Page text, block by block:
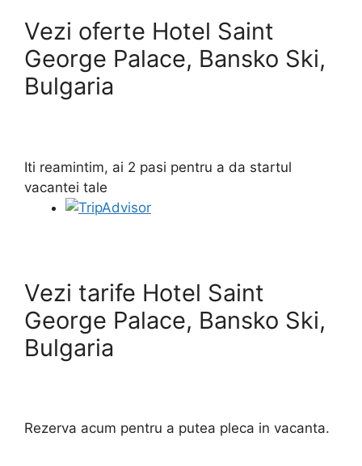
Vezi oferte Hotel Saint
George Palace, Bansko Ski,
Bulgaria
Iti reamintim, ai 2 pasi pentru a da startul
vacantei tale
Vezi tarife Hotel Saint
George Palace, Bansko Ski,
Bulgaria
Rezerva acum pentru a putea pleca in vacanta.